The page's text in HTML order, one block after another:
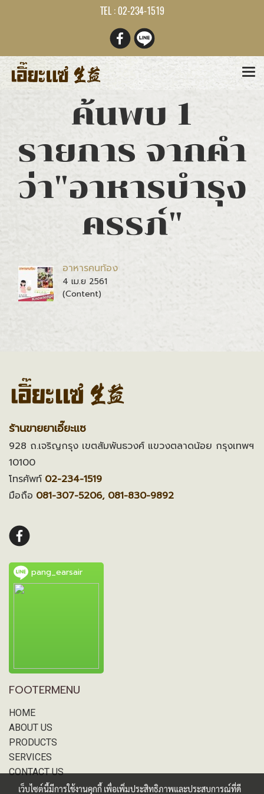
TEL : 02-234-1519
ค้นพบ 1
รายการ จากคำ
ว่า"อาหารบำรุง
ครรภ์"
อาหารคนท้อง
4 เม.ย 2561
(Content)
ร้านขายยาเอี๊ยะแซ
928 ถ.เจริญกรุง เขตสัมพันธวงศ์ แขวงตลาดน้อย กรุงเทพฯ
10100
โทรศัพท์ 02-234-1519
มือถือ 081-307-5206, 081-830-9892
pang_earsair
FOOTERMENU
HOME
ABOUT US
PRODUCTS
SERVICES
CONTACT US
เว็บไซต์นี้มีการใช้งานคุกกี้ เพื่อเพิ่มประสิทธิภาพและประสบการณ์ที่ดี